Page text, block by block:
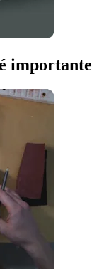
importante